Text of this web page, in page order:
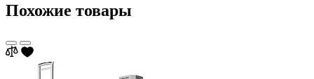
Похожие товары